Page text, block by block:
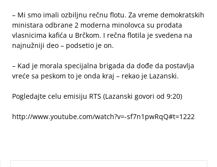
– Mi smo imali ozbiljnu rečnu flotu. Za vreme demokratskih
ministara odbrane 2 moderna minolovca su prodata
vlasnicima kafića u Brčkom. I rečna flotila je svedena na
najnužniji deo – podsetio je on.
– Kad je morala specijalna brigada da dođe da postavlja
vreće sa peskom to je onda kraj – rekao je Lazanski.
Pogledajte celu emisiju RTS (Lazanski govori od 9:20)
http://www.youtube.com/watch?v=-sf7n1pwRqQ#t=1222